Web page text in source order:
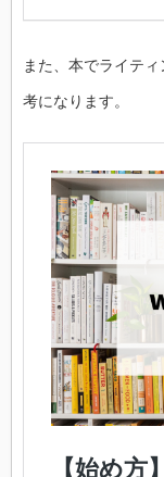
また、本でライテ
考になります。